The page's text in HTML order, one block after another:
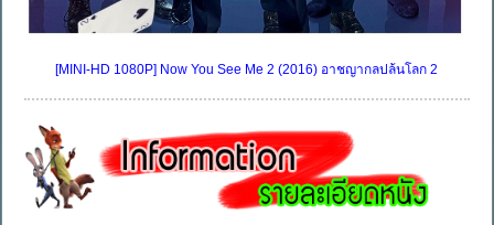
[MINI-HD 1080P] Now You See Me 2 (2016) อาชญากลปล้นโลก 2